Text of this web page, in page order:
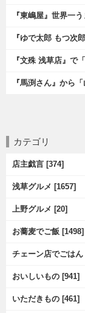
カテゴリ
店主戯言 [374]
浅草グルメ [1657]
上野グルメ [20]
お蕎麦でご飯 [1498]
チェーン店でごはん
おいしいもの [941]
いただきもの [461]